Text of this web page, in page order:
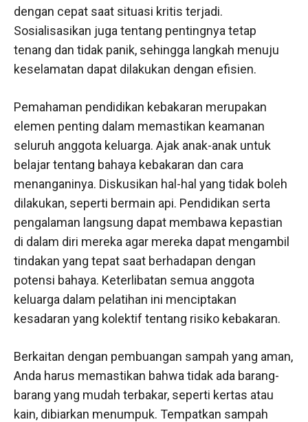
dengan cepat saat situasi kritis terjadi.
Sosialisasikan juga tentang pentingnya tetap
tenang dan tidak panik, sehingga langkah menuju
keselamatan dapat dilakukan dengan efisien.
Pemahaman pendidikan kebakaran merupakan
elemen penting dalam memastikan keamanan
seluruh anggota keluarga. Ajak anak-anak untuk
belajar tentang bahaya kebakaran dan cara
menanganinya. Diskusikan hal-hal yang tidak boleh
dilakukan, seperti bermain api. Pendidikan serta
pengalaman langsung dapat membawa kepastian
di dalam diri mereka agar mereka dapat mengambil
tindakan yang tepat saat berhadapan dengan
potensi bahaya. Keterlibatan semua anggota
keluarga dalam pelatihan ini menciptakan
kesadaran yang kolektif tentang risiko kebakaran.
Berkaitan dengan pembuangan sampah yang aman,
Anda harus memastikan bahwa tidak ada barang-
barang yang mudah terbakar, seperti kertas atau
kain, dibiarkan menumpuk. Tempatkan sampah